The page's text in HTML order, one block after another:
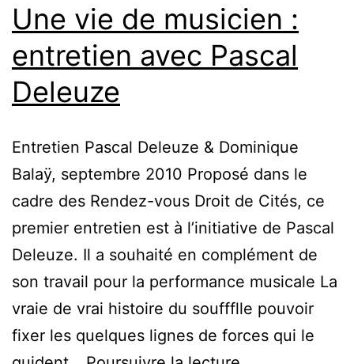
Une vie de musicien :
entretien avec Pascal
Deleuze
Entretien Pascal Deleuze & Dominique
Balaÿ, septembre 2010 Proposé dans le
cadre des Rendez-vous Droit de Cités, ce
premier entretien est à l’initiative de Pascal
Deleuze. Il a souhaité en complément de
son travail pour la performance musicale La
vraie de vrai histoire du souffflle pouvoir
fixer les quelques lignes de forces qui le